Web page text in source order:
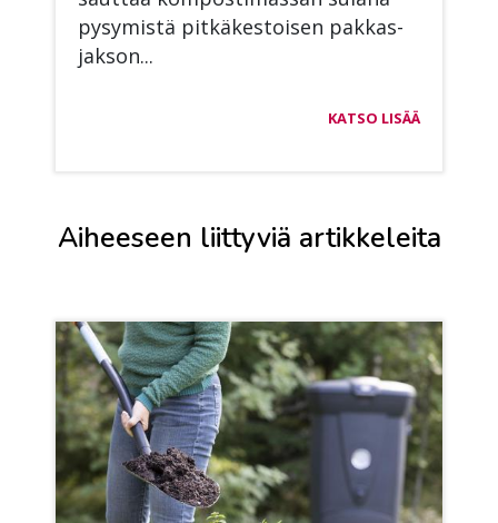
py­sy­mis­tä pit­kä­kes­toi­sen pak­kas­
jak­son...
KATSO LISÄÄ
Aiheeseen liittyviä artikkeleita